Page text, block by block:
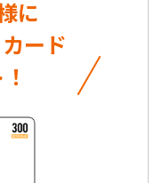
に
ード